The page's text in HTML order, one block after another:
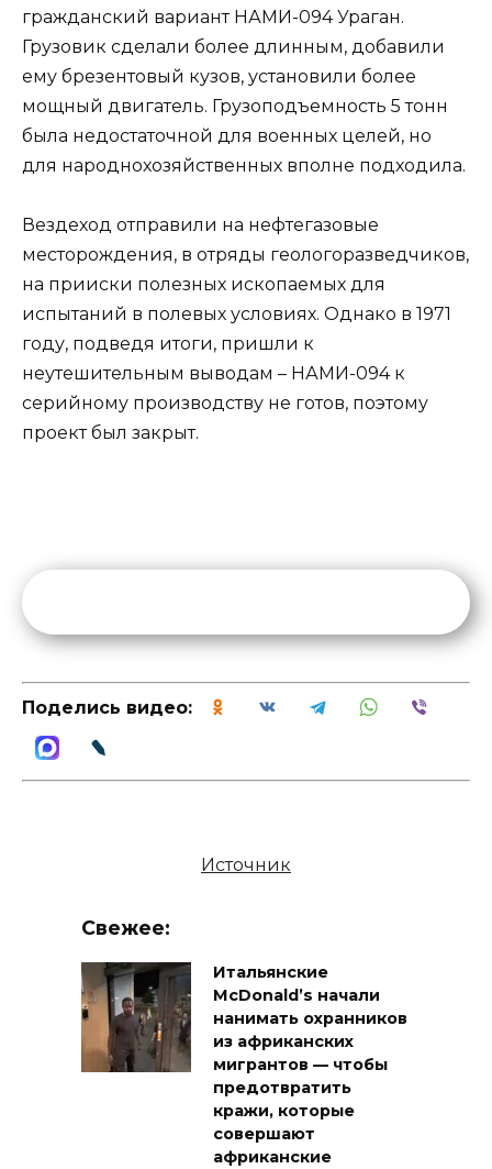
гражданский вариант НАМИ-094 Ураган.
Грузовик сделали более длинным, добавили
ему брезентовый кузов, установили более
мощный двигатель. Грузоподъемность 5 тонн
была недостаточной для военных целей, но
для народнохозяйственных вполне подходила.
Вездеход отправили на нефтегазовые
месторождения, в отряды геологоразведчиков,
на прииски полезных ископаемых для
испытаний в полевых условиях. Однако в 1971
году, подведя итоги, пришли к
неутешительным выводам – НАМИ-094 к
серийному производству не готов, поэтому
проект был закрыт.
Поделись видео:
Источник
Свежее:
Итальянские
McDonald’s начали
нанимать охранников
из африканских
мигрантов — чтобы
предотвратить
кражи, которые
совершают
африканские